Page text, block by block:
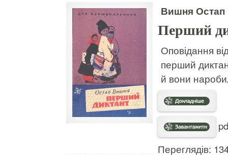
Вишня Остап
Перший
Оповідання
перший
й вони
Переглядів: